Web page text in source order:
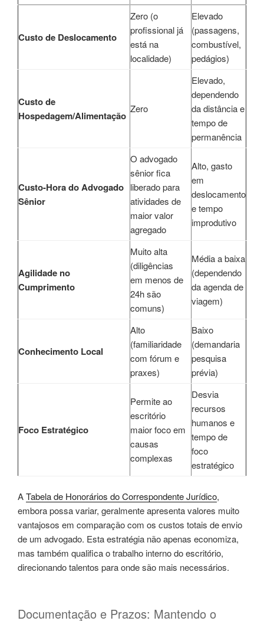
Custo de Deslocamento
Zero (o
profissional já
está na
localidade)
Elevado
(passagens,
combustível,
pedágios)
Custo de
Hospedagem/Alimentação
Zero
Elevado,
dependendo
da distância e
tempo de
permanência
Custo-Hora do Advogado
Sênior
O advogado
sênior fica
liberado para
atividades de
maior valor
agregado
Alto, gasto
em
deslocamento
e tempo
improdutivo
Agilidade no
Cumprimento
Muito alta
(diligências
em menos de
24h são
comuns)
Média a baixa
(dependendo
da agenda de
viagem)
Conhecimento Local
Alto
(familiaridade
com fórum e
praxes)
Baixo
(demandaria
pesquisa
prévia)
Foco Estratégico
Permite ao
escritório
maior foco em
causas
complexas
Desvia
recursos
humanos e
tempo de
foco
estratégico
ATabela de Honorários do Correspondente Jurídico,
embora possa variar, geralmente apresenta valores muito
vantajosos em comparação com os custos totais de envio
de um advogado. Esta estratégia não apenas economiza,
mas também qualifica o trabalho interno do escritório,
direcionando talentos para onde são mais necessários.
Documentação e Prazos: Mantendo o